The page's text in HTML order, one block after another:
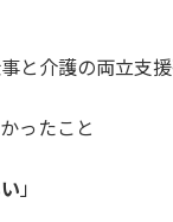
と介護の両立支
ったこと
」